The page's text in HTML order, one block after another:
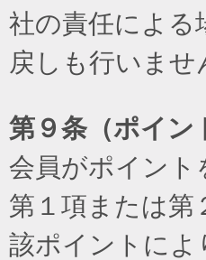
社の責任による
戻しも行いませ
第９条（ポイン
会員がポイント
第１項または第
該ポイントに